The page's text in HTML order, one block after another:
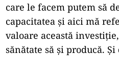
care le facem putem să
capacitatea şi aici mă
valoare această
sănătate să şi producă.